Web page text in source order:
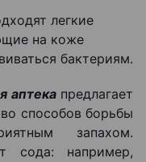
легкие
на коже
бактериям.
аптекапредлагает
способов борьбы
запахом.
сода: например,